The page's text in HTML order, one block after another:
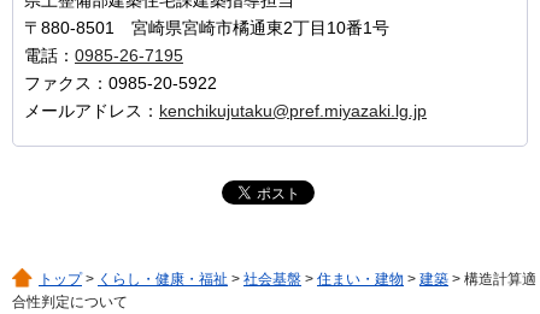
〒880-8501 宮崎県宮崎市橘通東2丁目10番1号
電話： 0985-26-7195
ファクス：0985-20-5922
メールアドレス： kenchikujutaku@pref.miyazaki.lg.jp
トップ> くらし・健康・福祉 > 社会基盤 > 住まい・建物 > 建築 > 構造計算適
合性判定について